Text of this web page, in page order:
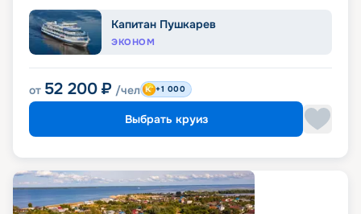
Капитан Пушкарев
ЭКОНОМ
от 52 200 ₽ /чел +1 000
Выбрать круиз